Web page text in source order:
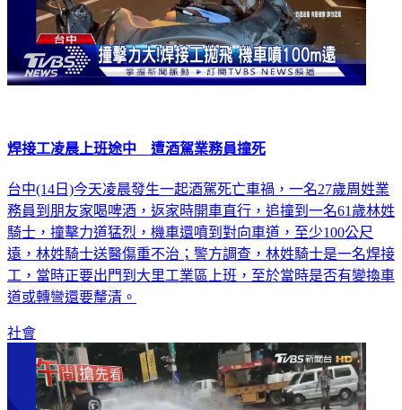
焊接工凌晨上班途中 遭酒駕業務員撞死
台中(14日)今天凌晨發生一起酒駕死亡車禍，一名27歲周姓業
務員到朋友家喝啤酒，返家時開車直行，追撞到一名61歲林姓
騎士，撞擊力道猛烈，機車還噴到對向車道，至少100公尺
遠，林姓騎士送醫傷重不治；警方調查，林姓騎士是一名焊接
工，當時正要出門到大里工業區上班，至於當時是否有變換車
道或轉彎還要釐清。
社會